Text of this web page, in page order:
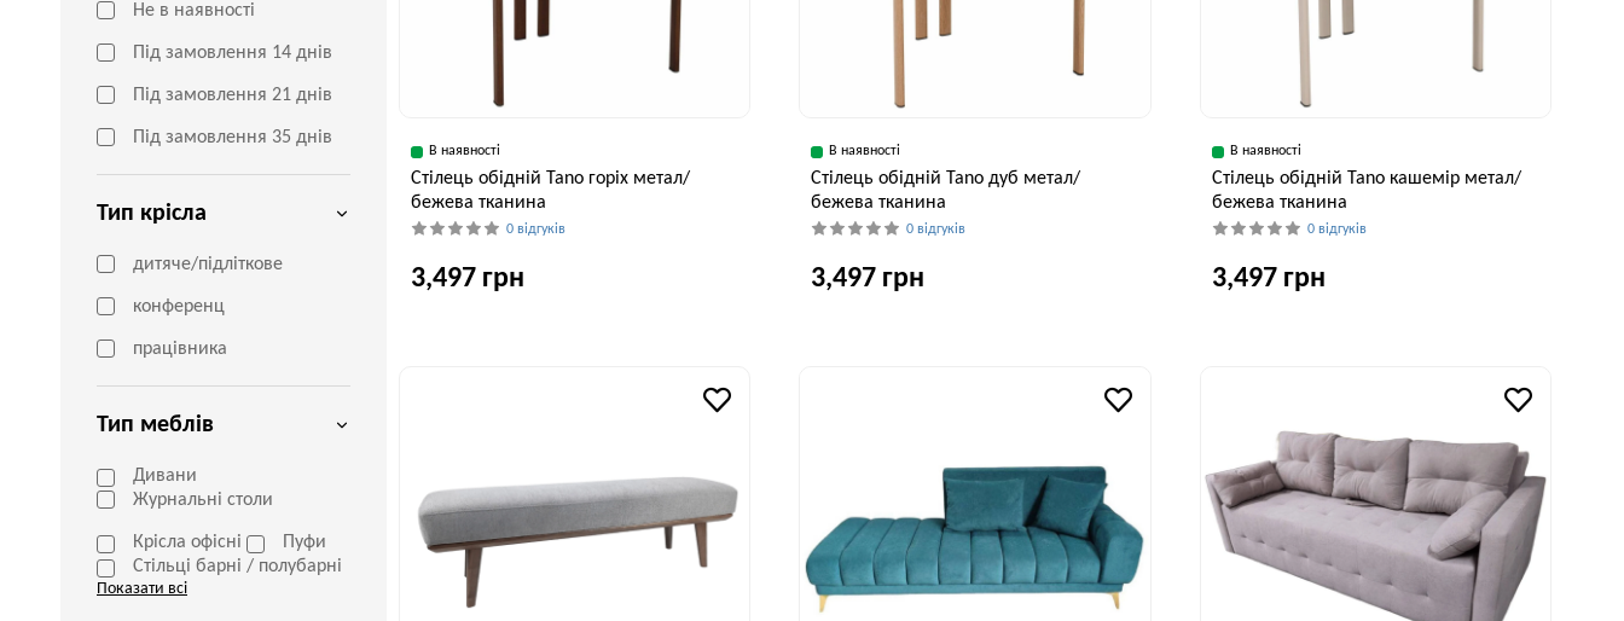
Не в наявності
Під замовлення 14 днів
Під замовлення 21 днів
Під замовлення 35 днів
Тип крісла
дитяче/підліткове
конференц
працівника
Тип меблів
Дивани
Журнальні столи
Крісла офісні
Пуфи
Стільці барні / полубарні
Показати всі
В наявності
Cтілець обідній Tano горіх метал/
бежева тканина
0 відгуків
3,497 грн
82 см
В наявності
Cтілець обідній Tano дуб метал/
бежева тканина
0 відгуків
3,497 грн
82 см
В наявності
Cтілець обідній Tano кашемір метал/
бежева тканина
0 відгуків
3,497 грн
82 см